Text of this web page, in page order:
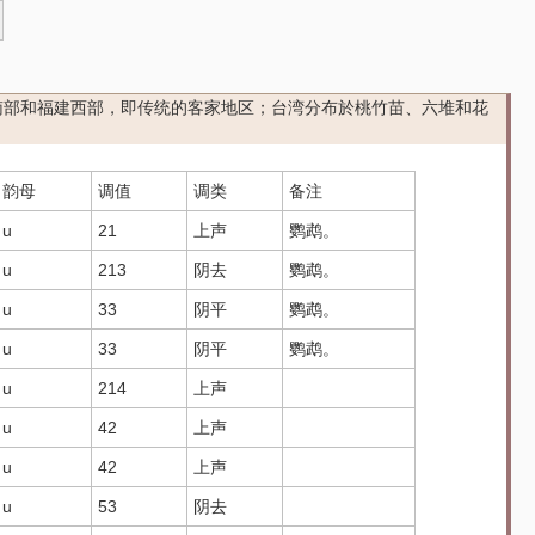
和福建西部，即传统的客家地区；台湾分布於桃竹苗、六堆和花
韵母 调值 调类 备注
u 21 上声 鹦鹉。
u 213 阴去 鹦鹉。
u 33 阴平 鹦鹉。
u 33 阴平 鹦鹉。
u 214 上声
u 42 上声
u 42 上声
u 53 阴去